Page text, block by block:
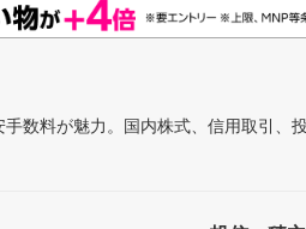
数料が魅力。国内株式、信用取引、